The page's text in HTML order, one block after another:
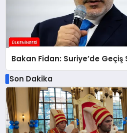
Bakan Fidan: Suriye’de
Son Dakika